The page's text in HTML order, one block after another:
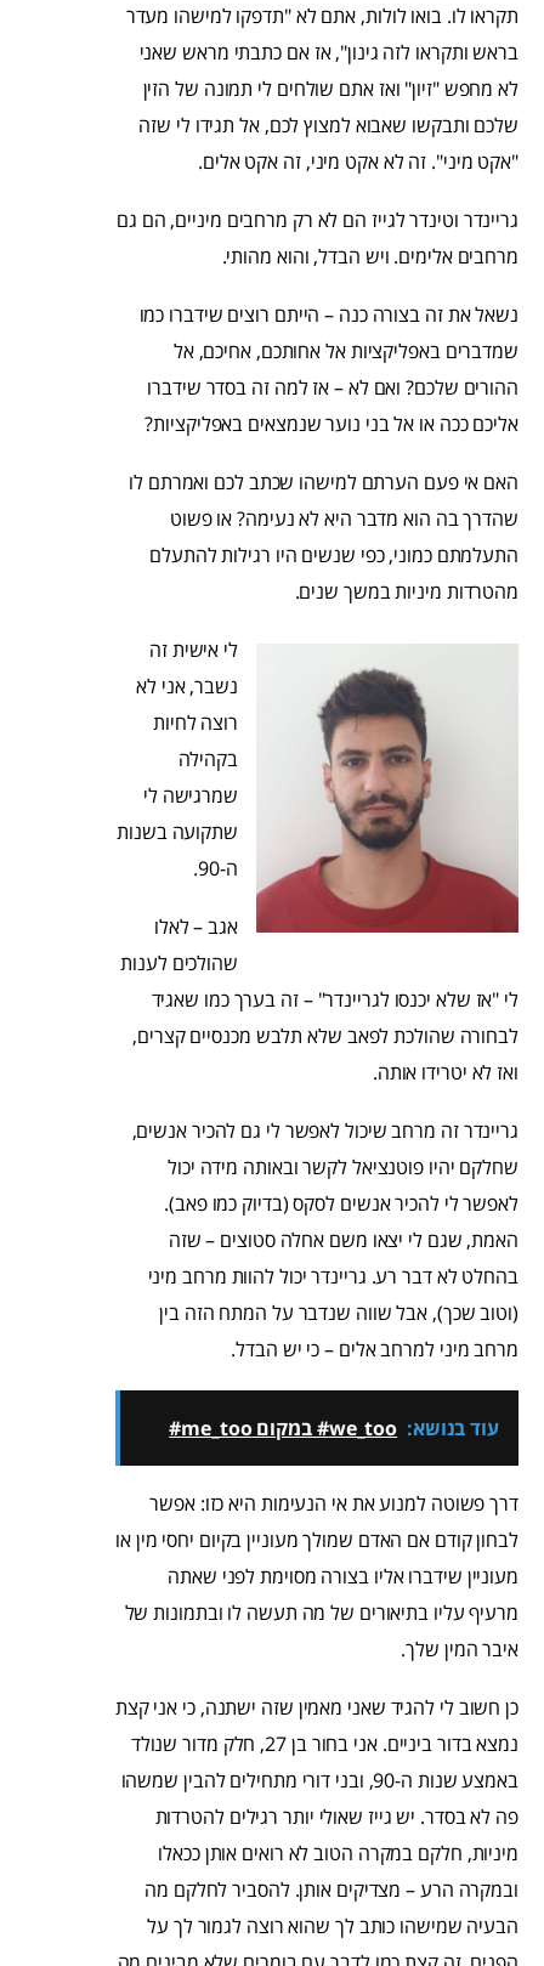
תקראו לו. בואו לולות, אתם לא "תדפקו למישהו מעדר
בראש ותקראו לזה גינון", אז אם כתבתי מראש שאני
לא מחפש "זיון" ואז אתם שולחים לי תמונה של הזין
שלכם ותבקשו שאבוא למצוץ לכם, אל תגידו לי שזה
"אקט מיני". זה לא אקט מיני, זה אקט אלים.
גריינדר וטינדר לגייז הם לא רק מרחבים מיניים, הם גם
מרחבים אלימים. ויש הבדל, והוא מהותי.
נשאל את זה בצורה כנה – הייתם רוצים שידברו כמו
שמדברים באפליקציות אל אחותכם, אחיכם, אל
ההורים שלכם? ואם לא – אז למה זה בסדר שידברו
אליכם ככה או אל בני נוער שנמצאים באפליקציות?
האם אי פעם הערתם למישהו שכתב לכם ואמרתם לו
שהדרך בה הוא מדבר היא לא נעימה? או פשוט
התעלמתם כמוני, כפי שנשים היו רגילות להתעלם
מהטרדות מיניות במשך שנים.
לי אישית זה
נשבר, אני לא
רוצה לחיות
בקהילה
שמרגישה לי
שתקועה בשנות
ה-90.
אגב – לאלו
שהולכים לענות
לי "אז שלא יכנסו לגריינדר" – זה בערך כמו שאגיד
לבחורה שהולכת לפאב שלא תלבש מכנסיים קצרים,
ואז לא יטרידו אותה.
גריינדר זה מרחב שיכול לאפשר לי גם להכיר אנשים,
שחלקם יהיו פוטנציאל לקשר ובאותה מידה יכול
לאפשר לי להכיר אנשים לסקס (בדיוק כמו פאב).
האמת, שגם לי יצאו משם אחלה סטוצים – שזה
בהחלט לא דבר רע. גריינדר יכול להוות מרחב מיני
(וטוב שכך), אבל שווה שנדבר על המתח הזה בין
מרחב מיני למרחב אלים – כי יש הבדל.
עוד בנושא: we_too# במקום me_too#
דרך פשוטה למנוע את אי הנעימות היא כזו: אפשר
לבחון קודם אם האדם שמולך מעוניין בקיום יחסי מין או
מעוניין שידברו אליו בצורה מסוימת לפני שאתה
מרעיף עליו בתיאורים של מה תעשה לו ובתמונות של
איבר המין שלך.
כן חשוב לי להגיד שאני מאמין שזה ישתנה, כי אני קצת
נמצא בדור ביניים. אני בחור בן 27, חלק מדור שנולד
באמצע שנות ה-90, ובני דורי מתחילים להבין שמשהו
פה לא בסדר. יש גייז שאולי יותר רגילים להטרדות
מיניות, חלקם במקרה הטוב לא רואים אותן ככאלו
ובמקרה הרע – מצדיקים אותן. להסביר לחלקם מה
הבעיה שמישהו כותב לך שהוא רוצה לגמור לך על